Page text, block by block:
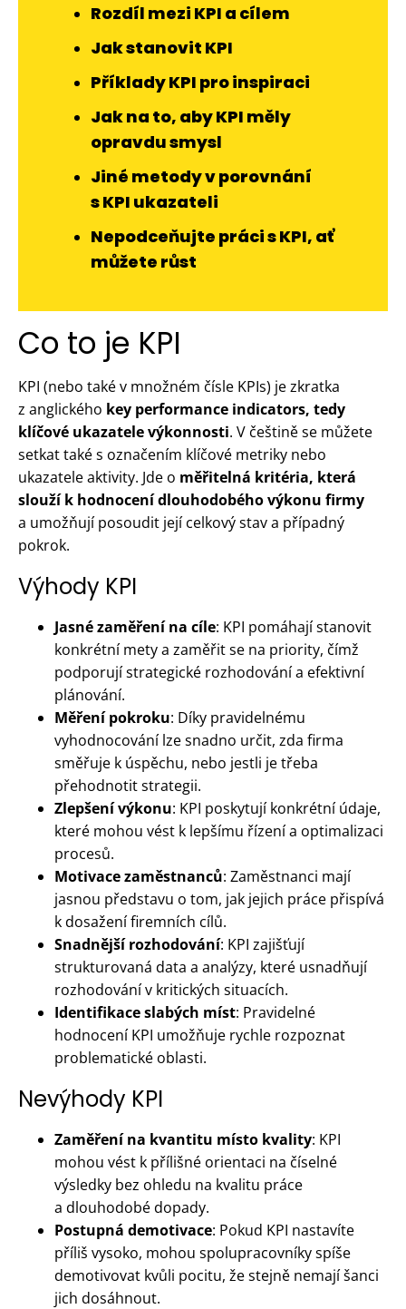
Rozdíl mezi KPI a cílem
Jak stanovit KPI
Příklady KPI pro inspiraci
Jak na to, aby KPI měly
opravdu smysl
Jiné metody v porovnání
s KPI ukazateli
Nepodceňujte práci s KPI, ať
můžete růst
Co to je KPI
KPI (nebo také v množném čísle KPIs) je zkratka
z anglického key performance indicators, tedy
klíčové ukazatele výkonnosti. V češtině se můžete
setkat také s označením klíčové metriky nebo
ukazatele aktivity. Jde o měřitelná kritéria, která
slouží k hodnocení dlouhodobého výkonu firmy
a umožňují posoudit její celkový stav a případný
pokrok.
Výhody KPI
Jasné zaměření na cíle: KPI pomáhají stanovit
konkrétní mety a zaměřit se na priority, čímž
podporují strategické rozhodování a efektivní
plánování.
Měření pokroku: Díky pravidelnému
vyhodnocování lze snadno určit, zda firma
směřuje k úspěchu, nebo jestli je třeba
přehodnotit strategii.
Zlepšení výkonu: KPI poskytují konkrétní údaje,
které mohou vést k lepšímu řízení a optimalizaci
procesů.
Motivace zaměstnanců: Zaměstnanci mají
jasnou představu o tom, jak jejich práce přispívá
k dosažení firemních cílů.
Snadnější rozhodování: KPI zajišťují
strukturovaná data a analýzy, které usnadňují
rozhodování v kritických situacích.
Identifikace slabých míst: Pravidelné
hodnocení KPI umožňuje rychle rozpoznat
problematické oblasti.
Nevýhody KPI
Zaměření na kvantitu místo kvality: KPI
mohou vést k přílišné orientaci na číselné
výsledky bez ohledu na kvalitu práce
a dlouhodobé dopady.
Postupná demotivace: Pokud KPI nastavíte
příliš vysoko, mohou spolupracovníky spíše
demotivovat kvůli pocitu, že stejně nemají šanci
jich dosáhnout.